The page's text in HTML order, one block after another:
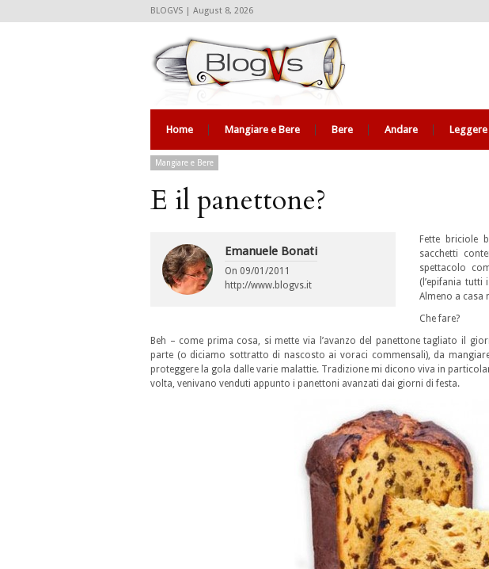
BLOGVS | August 8, 2026
Home Mangiare e Bere Bere Andare Leggere
Mangiare e Bere
E il panettone?
Emanuele Bonati
On 09/01/2011
http://www.blogvs.it
Fette briciole
sacchetti
spettacolo
(l’epifania tutti
Almeno a casa
Che fare?
Beh – come prima cosa, si mette via l’avanzo del panettone tagliato il
parte (o diciamo sottratto di nascosto ai voraci commensali), da
proteggere la gola dalle varie malattie. Tradizione mi dicono viva in
volta, venivano venduti appunto i panettoni avanzati dai giorni di festa.